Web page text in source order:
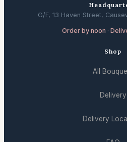
G/F, 13 Haven Street,
Order by noon ·
Shop
All
Delivery
Delivery